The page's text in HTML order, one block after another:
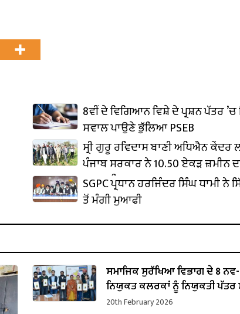
8ਵੀਂ ਦੇ ਵਿਗਿਆਨ ਵਿਸ਼ੇ ਦੇ ਪ੍ਰਸ਼ਨ ਪੱਤਰ ’ਚ
ਸਵਾਲ ਪਾਉਣੇ ਭੁੱਲਿਆ PSEB
ਸ੍ਰੀ ਗੁਰੂ ਰਵਿਦਾਸ ਬਾਣੀ ਅਧਿਐਨ
ਪੰਜਾਬ ਸਰਕਾਰ ਨੇ 10.50 ਏਕੜ ਜ਼ਮੀਨ
ਕਬਜ਼ਾ ਲਿਆ
SGPC ਪ੍ਰਧਾਨ ਹਰਜਿੰਦਰ ਸਿੰਘ ਧਾਮੀ ਨੇ
ਤੋਂ ਮੰਗੀ ਮੁਆਫੀ
ਸਮਾਜਿਕ ਸੁਰੱਖਿਆ ਵਿਭਾਗ ਦੇ 8 ਨਵ-
ਨਿਯੁਕਤ ਕਲਰਕਾਂ ਨੂੰ ਨਿਯੁਕਤੀ ਪੱਤਰ
20th February 2026